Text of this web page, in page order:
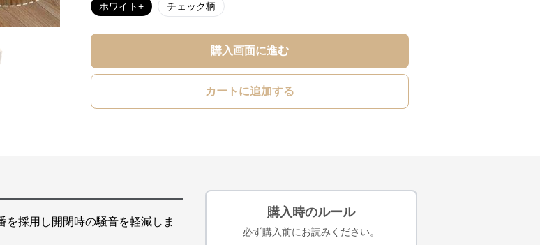
ホワイト+ チェック柄
購入画面に進む
カートに追加する
採用し開閉時の騒音を軽減しま
購入時のルール
必ず購入前にお読みください。